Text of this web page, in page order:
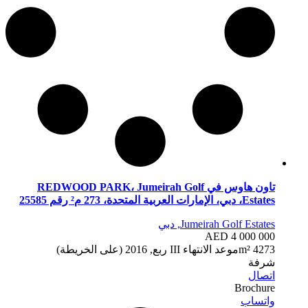
تاون هاوس في REDWOOD PARK، Jumeirah Golf
Estates، دبي، الإمارات العربية المتحدة، 273 م² رقم 25585
Jumeirah Golf Estates, دبي
AED 4 000 000
4273 m² موعد الانتهاء III ربع, 2016 (على الخريطة)
شرفة
اتصال
Brochure
واتساب